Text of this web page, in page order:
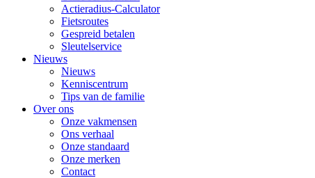
Actieradius-Calculator
Fietsroutes
Gespreid betalen
Sleutelservice
Nieuws
Nieuws
Kenniscentrum
Tips van de familie
Over ons
Onze vakmensen
Ons verhaal
Onze standaard
Onze merken
Contact